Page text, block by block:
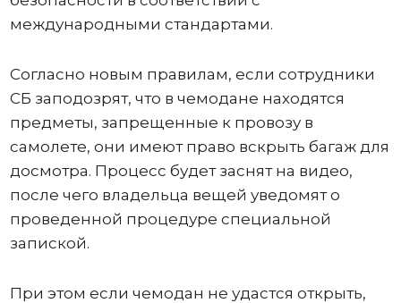
международными стандартами.
Согласно новым правилам, если сотрудники
СБ заподозрят, что в чемодане ​​находятся
предметы, запрещенные к провозу в
самолете, они имеют право вскрыть багаж для
досмотра. Процесс будет заснят на видео,
после чего владельца вещей уведомят о
проведенной процедуре специальной
запиской.
При этом если чемодан не удастся открыть,